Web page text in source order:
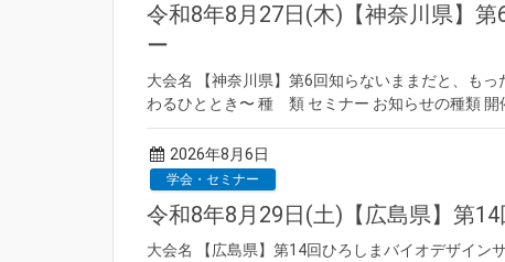
令和8年8月27日(木)【神奈川県】
ー
大会名 【神奈川県】第6回知らないままだと、も
わるひととき〜 種 類 セミナー お知らせの種類
2026年8月6日
学会・セミナー
令和8年8月29日(土)【広島県】第
大会名 【広島県】第14回ひろしまバイオデザイ